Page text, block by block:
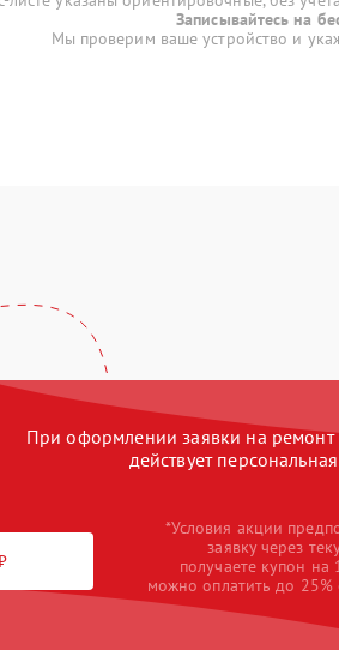
Записывайтесь на
Мы проверим ваше устройство и
При оформлении заявки на ремонт
действует
*Условия акции
заявку через
получаете купон
можно оплатить до 25%